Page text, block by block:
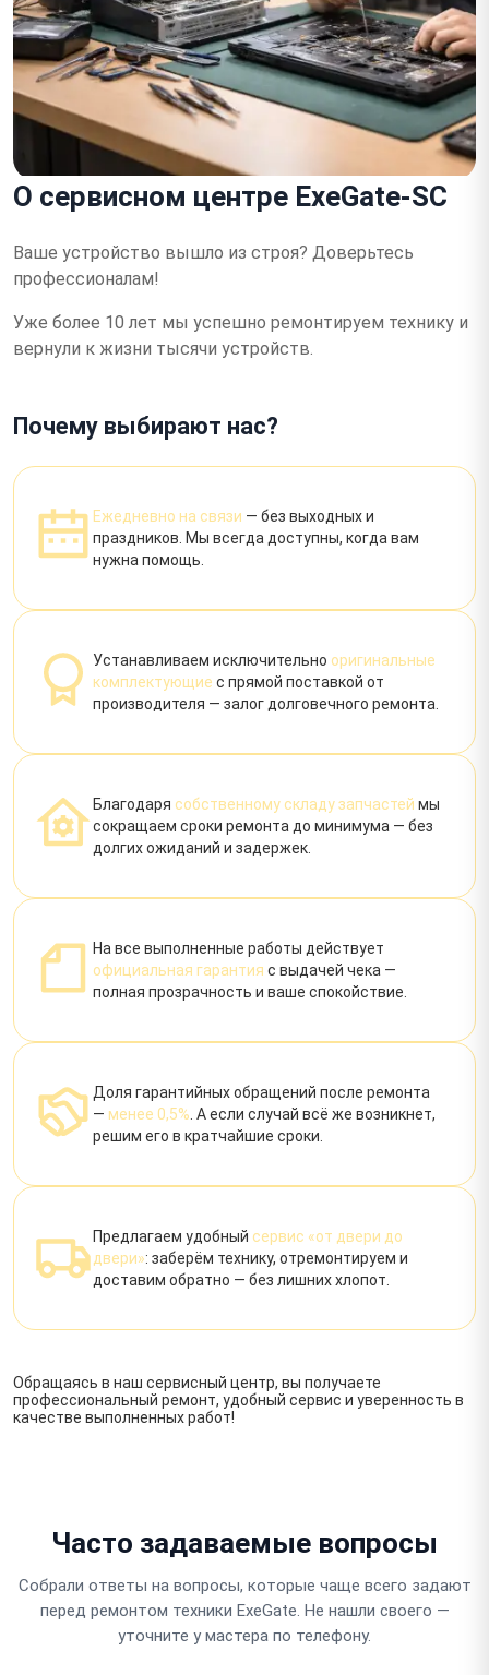
О сервисном центре ExeGate-SC
Ваше устройство вышло из строя? Доверьтесь
профессионалам!
Уже более 10 лет мы успешно ремонтируем технику и
вернули к жизни тысячи устройств.
Почему выбирают нас?
Ежедневно на связи — без выходных и
праздников. Мы всегда доступны, когда вам
нужна помощь.
Устанавливаем исключительно оригинальные
комплектующие с прямой поставкой от
производителя — залог долговечного ремонта.
Благодаря собственному складу запчастей мы
сокращаем сроки ремонта до минимума — без
долгих ожиданий и задержек.
На все выполненные работы действует
официальная гарантия с выдачей чека —
полная прозрачность и ваше спокойствие.
Доля гарантийных обращений после ремонта
— менее 0,5% . А если случай всё же возникнет,
решим его в кратчайшие сроки.
Предлагаем удобный сервис «от двери до
двери»: заберём технику, отремонтируем и
доставим обратно — без лишних хлопот.
Обращаясь в наш сервисный центр, вы получаете
профессиональный ремонт, удобный сервис и уверенность в
качестве выполненных работ!
Часто задаваемые вопросы
Собрали ответы на вопросы, которые чаще всего задают
перед ремонтом техники ExeGate. Не нашли своего —
уточните у мастера по телефону.